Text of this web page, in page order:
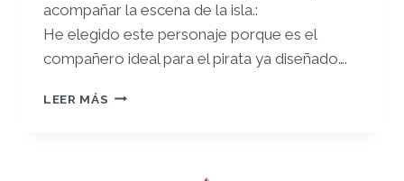
acompañar la escena de la isla.:
He elegido este personaje porque es el
compañero ideal para el pirata ya diseñado….
LEER MÁS ENTREGA